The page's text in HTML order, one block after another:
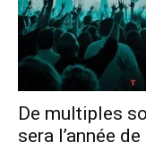
De multiples
sera l’année